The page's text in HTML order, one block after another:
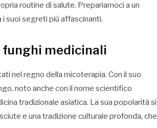
routine di salute. Prepariamoci a un
suoi segreti più affascinanti.
funghi medicinali
nel regno della micoterapia. Con il suo
noto anche con il nome scientifico
tradizionale asiatica. La sua popolarità si
e una tradizione culturale profonda, che